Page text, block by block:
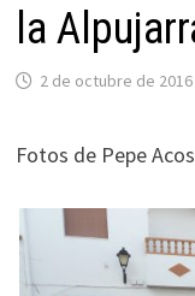
la
2 de octubre de 2016
Fotos de Pepe